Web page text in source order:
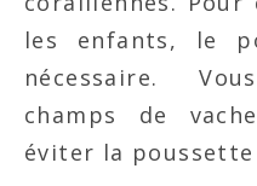
les enfants, le
nécessaire.
champs de
éviter la poussette